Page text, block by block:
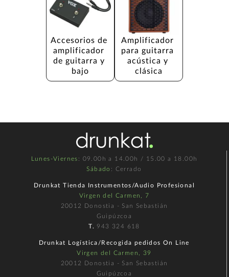
Accesorios de
amplificador
de guitarra y
bajo
Amplificador
para guitarra
acústica y
clásica
Lunes-Viernes : 09.00h a 14.00h / 15.00 a 18.00h
Sábado : Cerrado
Drunkat Tienda Instrumentos/Audio Profesional
Virgen del Carmen, 7
20012 Donostia - San Sebastián
Guipúzcoa
T. 943 324 618
Drunkat Logística/Recogida pedidos On Line
Virgen del Carmen, 39
20012 Donostia - San Sebastián
Guipúzcoa